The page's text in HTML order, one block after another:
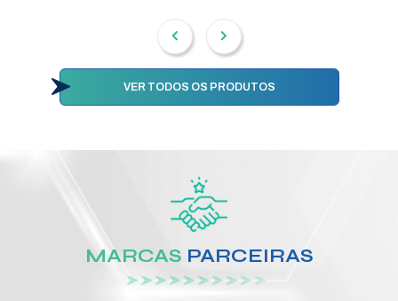
VER TODOS OS PRODUTOS
MARCAS PARCEIRAS